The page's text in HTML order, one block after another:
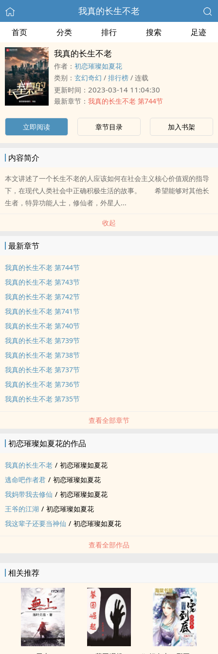
我真的长生不老
首页 分类 排行 搜索 足迹
我真的长生不老
作者： 初恋璀璨如夏花
类别： 玄幻奇幻 / 排行榜 / 连载
更新时间： 2023-03-14 11:04:30
最新章节： 我真的长生不老 第744节
立即阅读 章节目录 加入书架
内容简介
本文讲述了一个长生不老的人应该如何在社会主义核心价值观的指导
下，在现代人类社会中正确积极生活的故事。 希望能够对其他长
生者，特异功能人士，修仙者，外星人...
收起
最新章节
我真的长生不老 第744节
我真的长生不老 第743节
我真的长生不老 第742节
我真的长生不老 第741节
我真的长生不老 第740节
我真的长生不老 第739节
我真的长生不老 第738节
我真的长生不老 第737节
我真的长生不老 第736节
我真的长生不老 第735节
查看全部章节
初恋璀璨如夏花的作品
我真的长生不老 / 初恋璀璨如夏花
逃命吧作者君 / 初恋璀璨如夏花
我妈带我去修仙 / 初恋璀璨如夏花
王爷的江湖 / 初恋璀璨如夏花
我这辈子还要当神仙 / 初恋璀璨如夏花
查看全部作品
相关推荐